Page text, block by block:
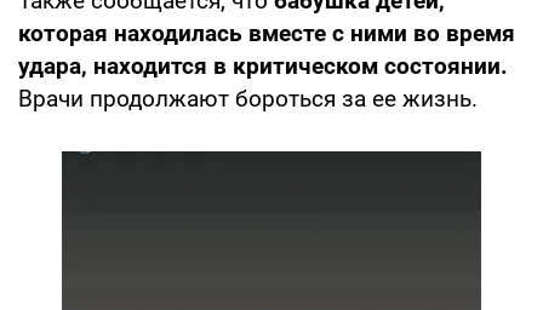
которая находилась вместе с ними во время
удара, находится в критическом состоянии.
Врачи продолжают бороться за ее жизнь.